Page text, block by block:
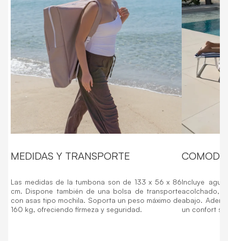
MEDIDAS Y TRANSPORTE
Las medidas de la tumbona son de 133 x 56 x 86
cm. Dispone también de una bolsa de transporte
con asas tipo mochila. Soporta un peso máximo de
160 kg, ofreciendo firmeza y seguridad.
Incluye
acolchado,
abajo.
un confort